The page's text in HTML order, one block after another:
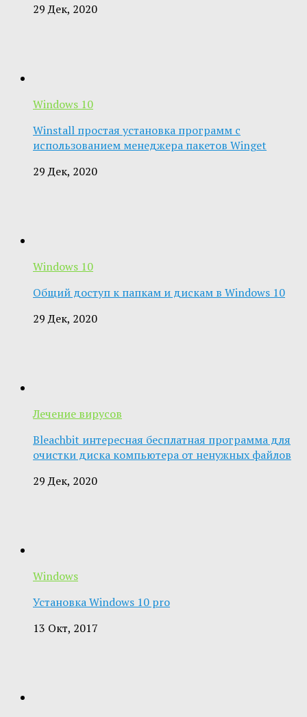
29 Дек, 2020
Windows 10
Winstall простая установка программ с
использованием менеджера пакетов Winget
29 Дек, 2020
Windows 10
Общий доступ к папкам и дискам в Windows 10
29 Дек, 2020
Лечение вирусов
Bleachbit интересная бесплатная программа для
очистки диска компьютера от ненужных файлов
29 Дек, 2020
Windows
Установка Windows 10 pro
13 Окт, 2017